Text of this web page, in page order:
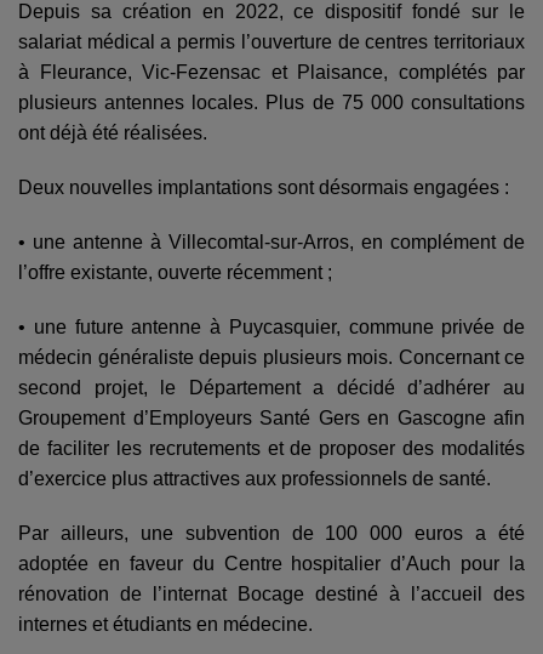
Depuis sa création en 2022, ce dispositif fondé sur le
salariat médical a permis l’ouverture de centres territoriaux
à Fleurance, Vic-Fezensac et Plaisance, complétés par
plusieurs antennes locales. Plus de 75 000 consultations
ont déjà été réalisées.
Deux nouvelles implantations sont désormais engagées :
• une antenne à Villecomtal-sur-Arros, en complément de
l’offre existante, ouverte récemment ;
• une future antenne à Puycasquier, commune privée de
médecin généraliste depuis plusieurs mois. Concernant ce
second projet, le Département a décidé d’adhérer au
Groupement d’Employeurs Santé Gers en Gascogne afin
de faciliter les recrutements et de proposer des modalités
d’exercice plus attractives aux professionnels de santé.
Par ailleurs, une subvention de 100 000 euros a été
adoptée en faveur du Centre hospitalier d’Auch pour la
rénovation de l’internat Bocage destiné à l’accueil des
internes et étudiants en médecine.